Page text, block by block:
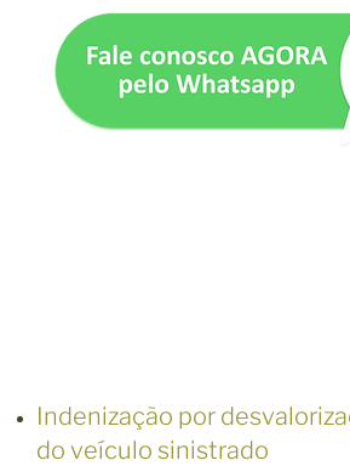
Indenização por
do veículo sinistrado